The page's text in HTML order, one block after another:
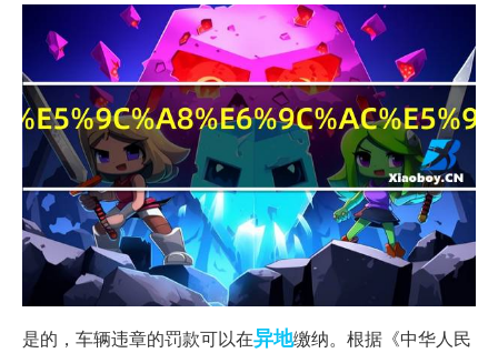
是的，车辆违章的罚款可以在异地缴纳。根据《中华人民